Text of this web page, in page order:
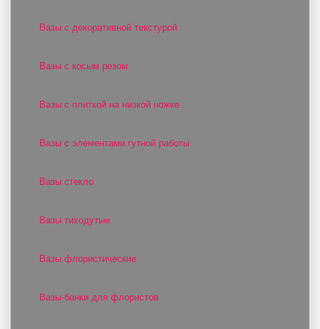
Вазы с декоративной текстурой
Вазы с косым резом
Вазы с плиткой на низкой ножке
Вазы с элементами гутной работы
Вазы стекло
Вазы тиходутые
Вазы флористические
Вазы-банки для флористов